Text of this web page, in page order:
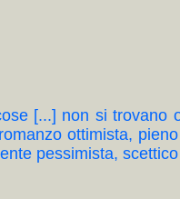
[...] non si
ottimista,
pessimista,